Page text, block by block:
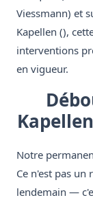
Viessmann) et
Kapellen (),
interventions
en vigueur.
Notre
Ce n'est pas
lendemain —